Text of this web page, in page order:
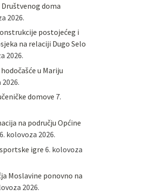
doma
2026.
postojećeg i
na relaciji Dugo Selo
2026.
u Mariju
domove 7.
na području Općine
6. kolovoza 2026.
igre6. kolovoza
Moslavine ponovno na
2026.